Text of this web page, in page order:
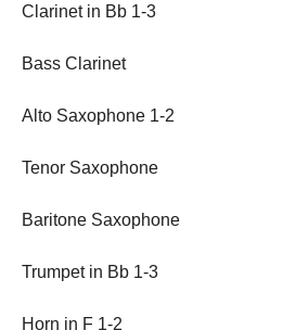
Clarinet in Bb 1-3
Bass Clarinet
Alto Saxophone 1-2
Tenor Saxophone
Baritone Saxophone
Trumpet in Bb 1-3
Horn in F 1-2